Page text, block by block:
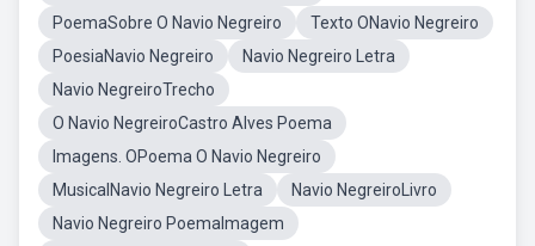
PoemaSobre O Navio Negreiro
Texto ONavio Negreiro
PoesiaNavio Negreiro
Navio Negreiro Letra
Navio NegreiroTrecho
O Navio NegreiroCastro Alves Poema
Imagens. OPoema O Navio Negreiro
MusicalNavio Negreiro Letra
Navio NegreiroLivro
Navio Negreiro PoemaImagem